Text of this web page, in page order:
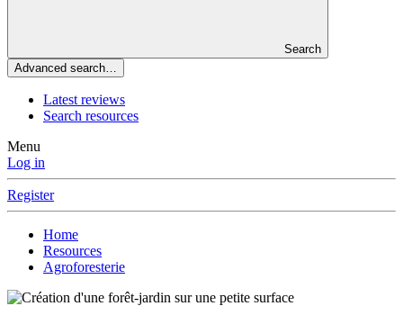
Search
Advanced search…
Latest reviews
Search resources
Menu
Log in
Register
Home
Resources
Agroforesterie